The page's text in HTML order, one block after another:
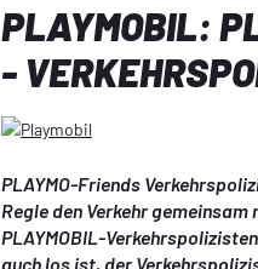
PLAYMOBIL:
-
PLAYMO-Friends
Regle den Verkehr
PLAYMOBIL-
auch los ist, der